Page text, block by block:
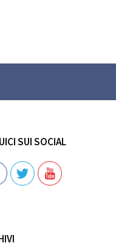
SUI SOCIAL
Follow